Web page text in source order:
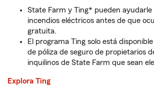
State Farm y Ting* pueden ayudarle
incendios eléctricos antes de que
gratuita.
El programa Ting solo está
de póliza de seguro de propietarios
inquilinos de State Farm que sean
Explora Ting